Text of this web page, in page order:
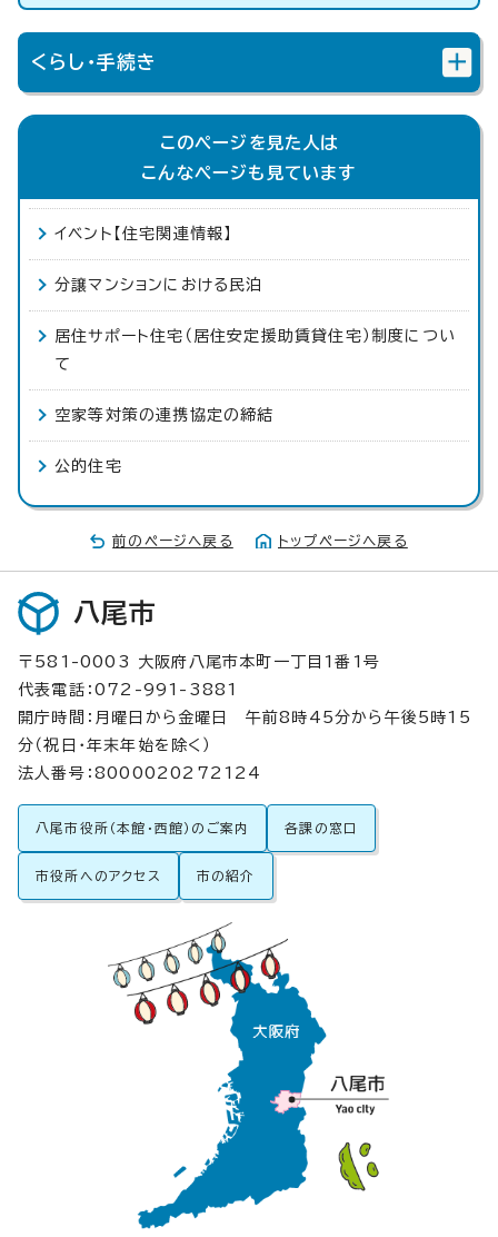
くらし・手続き
このページを見た人は
こんなページも見ています
イベント【住宅関連情報】
分譲マンションにおける民泊
居住サポート住宅（居住安定援助賃貸住宅）制度につい
て
空家等対策の連携協定の締結
公的住宅
前のページへ戻る トップページへ戻る
八尾市
〒581-0003 大阪府八尾市本町一丁目1番1号
代表電話：072-991-3881
開庁時間：月曜日から金曜日 午前8時45分から午後5時15
分（祝日・年末年始を除く）
法人番号：8000020272124
八尾市役所（本館・西館）のご案内 各課の窓口
市役所へのアクセス 市の紹介